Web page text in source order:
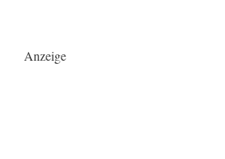
Anzeige